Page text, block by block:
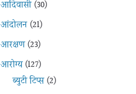
आदिवासी(30)
आंदोलन(21)
आरक्षण(23)
आरोग्य(127)
ब्युटी टिप्स(2)